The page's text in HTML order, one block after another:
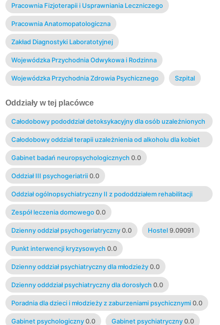
Pracownia Fizjoterapii i Usprawniania Leczniczego
Pracownia Anatomopatologiczna
Zakład Diagnostyki Laboratotyjnej
Wojewódzka Przychodnia Odwykowa i Rodzinna
Wojewódzka Przychodnia Zdrowia Psychicznego Szpital
Oddziały w tej placówce
Całodobowy pododdział detoksykacyjny dla osób uzależnionych
od substancji psychoaktywnych0.0
Całodobowy oddział terapii uzależnienia od alkoholu dla kobiet
0.0
Gabinet badań neuropsychologicznych 0.0
Oddział III psychogeriatrii 0.0
Oddział ogólnopsychiatryczny II z pododdziałem rehabilitacji
psychiatrycznej 0.0
Zespół leczenia domowego 0.0
Dzienny oddział psychogeriatryczny 0.0 Hostel 9.09091
Punkt interwencji kryzysowych 0.0
Dzienny oddział psychiatryczny dla młodzieży 0.0
Dzienny odddział psychiatryczny dla dorosłych 0.0
Poradnia dla dzieci i młodzieży z zaburzeniami psychicznymi 0.0
Gabinet psychologiczny 0.0 Gabinet psychiatryczny 0.0